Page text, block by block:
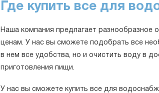
Где купить все для
Наша компания предлагает
ценам. У нас вы сможете подобрать все
в нем все удобства, но и очистить воду в
приготовления пищи.
У нас вы сможете купить все для